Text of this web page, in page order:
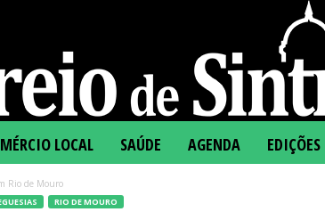
LOCAL SAÚDE AGENDA
Rio de Mouro
RIO DE MOURO